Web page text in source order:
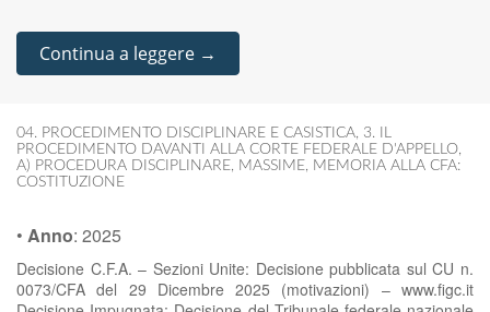
Continua a leggere →
04. PROCEDIMENTO DISCIPLINARE E CASISTICA, 3. IL
PROCEDIMENTO DAVANTI ALLA CORTE FEDERALE D'APPELLO,
A) PROCEDURA DISCIPLINARE, MASSIME, MEMORIA ALLA CFA:
COSTITUZIONE
• Anno: 2025
Decisione C.F.A. – Sezioni Unite: Decisione pubblicata sul CU n.
0073/CFA del 29 Dicembre 2025 (motivazioni) – www.figc.it